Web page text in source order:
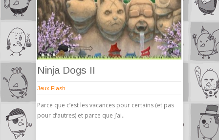
Ninja Dogs II
Jeux Flash
Parce que c’est les vacances pour certains (et pas
pour d’autres) et parce que j’ai..